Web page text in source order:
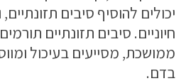
יכולים להוסיף סיבים תזונתיים,
חיוניים. סיבים תזונתיים
ממושכת, מסייעים בעיכול
בדם.